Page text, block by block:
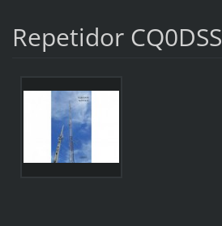
Repetidor CQ0DSS